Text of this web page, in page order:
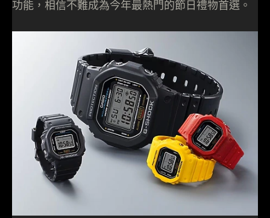
功能，相信不難成為今年最熱門的節日禮物首選。